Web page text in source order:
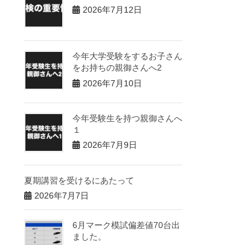
2026年7月12日
今年大学受験をするお子さん
をお持ちの親御さんへ2
2026年7月10日
今年受験生を持つ親御さんへ
１
2026年7月9日
夏期講習を受けるにあたって
2026年7月7日
6月マーク模試偏差値70台出
ました。